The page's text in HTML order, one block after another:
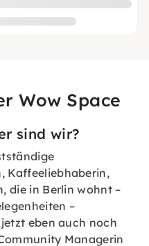
Wow Space
sind wir?
Kaffeeliebhaberin,
die in Berlin wohnt –
–
eben auch noch
Managerin